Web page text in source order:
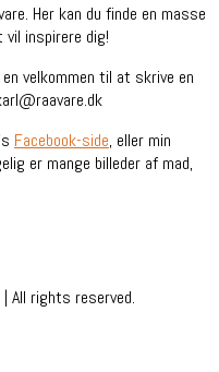
Her kan du finde en masse
inspirere dig!
velkommen til at skrive en
Facebook-side, eller min
er mange billeder af mad,
All rights reserved.